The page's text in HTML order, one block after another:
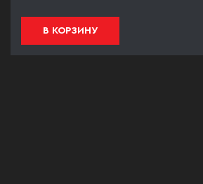
В КОРЗИНУ